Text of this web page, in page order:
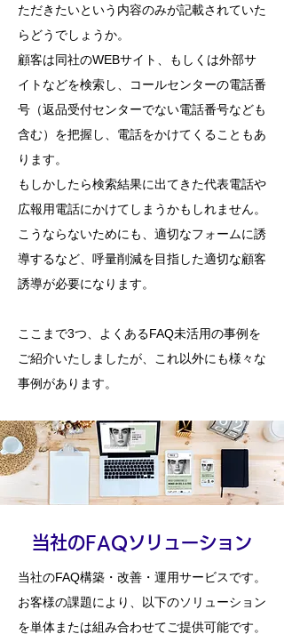
ただきたいという内容のみが記載されていた
らどうでしょうか。
顧客は同社のWEBサイト、もしくは外部サ
イトなどを検索し、コールセンターの電話番
号（返品受付センターでない電話番号なども
含む）を把握し、電話をかけてくることもあ
ります。
もしかしたら検索結果に出てきた代表電話や
広報用電話にかけてしまうかもしれません。
こうならないためにも、適切なフォームに誘
導するなど、呼量削減を目指した適切な顧客
誘導が必要になります。
​ここまで3つ、よくあるFAQ未活用の事例を
ご紹介いたしましたが、これ以外にも様々な
事例があります。
​当社のFAQソリューション
当社のFAQ構築・改善・運用サービスです。
​お客様の課題により、以下のソリューション
を単体または組み合わせてご提供可能です。